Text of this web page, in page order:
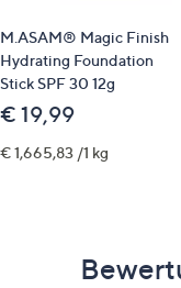
M.ASAM® Magic Finish
Hydrating Foundation
Stick SPF 30 12g
€ 19,99
€ 1,665,83 /1 kg